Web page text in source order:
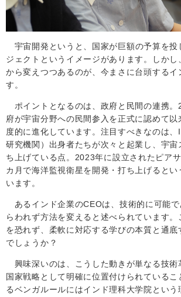
宇宙開発というと、国家が巨額の予算を投
ジェクトというイメージがあります。しか
から変えつつあるのが、今まさに台頭するイ
す。
ポイントとなるのは、政府と民間の連携。
府が宇宙分野への民間参入を正式に認めて以
度的に進化しています。注目すべきなのは、
研究機関）出身者たちが次々と起業し、宇宙
ち上げている点。 2023年に設立されたピア
カ月で海洋監視衛星を開発・打ち上げるとい
います。
あるインド企業のCEOは、技術的に可能
らわれず方法を変えると述べられています
を恐れず、柔軟に対応する学びの本質と通
でしょうか？
興味深いのは、こうした動きが単なる技術
国家戦略として明確に位置付けられているこ
るベンガルールにはインド理科大学院とい